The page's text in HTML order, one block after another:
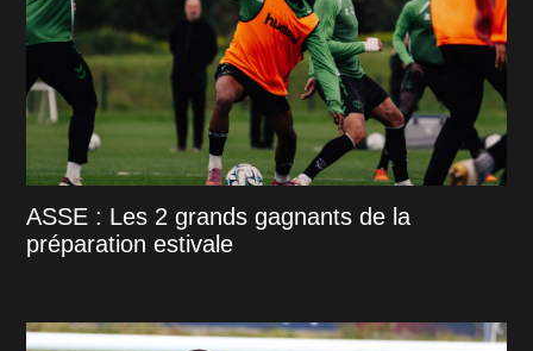
ASSE : Les 2 grands gagnants de la
préparation estivale